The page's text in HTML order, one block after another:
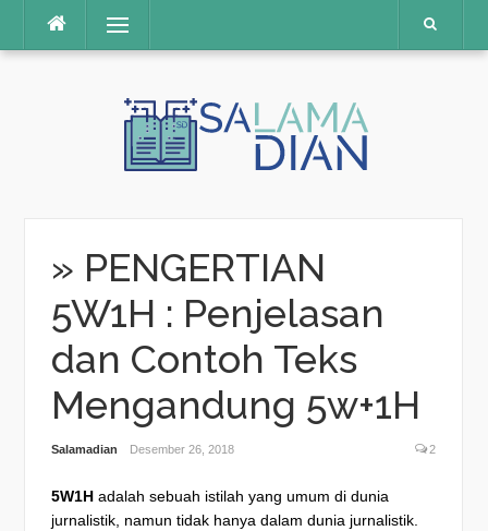
Menu
» PENGERTIAN
5W1H : Penjelasan
dan Contoh Teks
Mengandung 5w+1H
Salamadian Desember 26, 2018 2
5W1H adalah sebuah istilah yang umum di dunia
jurnalistik, namun tidak hanya dalam dunia jurnalistik.